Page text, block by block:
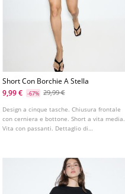
Short Con Borchie A Stella
9,99 €
-67% 29,99 €
Design a cinque tasche. Chiusura frontale
con cerniera e bottone. Short a vita media.
Vita con passanti. Dettaglio di